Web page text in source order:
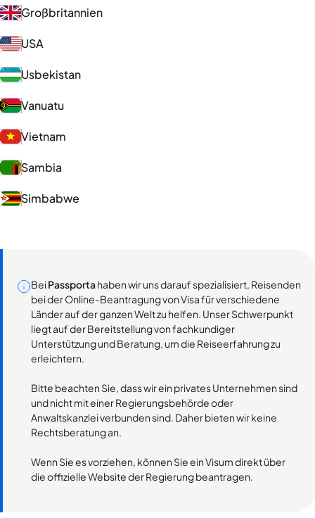
Großbritannien
USA
Usbekistan
Vanuatu
Vietnam
Sambia
Simbabwe
BeiPassportahaben wir uns darauf spezialisiert, Reisenden
bei der Online-Beantragung von Visa für verschiedene
Länder auf der ganzen Welt zu helfen. Unser Schwerpunkt
liegt auf der Bereitstellung von fachkundiger
Unterstützung und Beratung, um die Reiseerfahrung zu
erleichtern.
Bitte beachten Sie, dass wir ein privates Unternehmen sind
und nicht mit einer Regierungsbehörde oder
Anwaltskanzlei verbunden sind. Daher bieten wir keine
Rechtsberatung an.
Wenn Sie es vorziehen, können Sie ein Visum direkt über
die offizielle Website der Regierung beantragen.